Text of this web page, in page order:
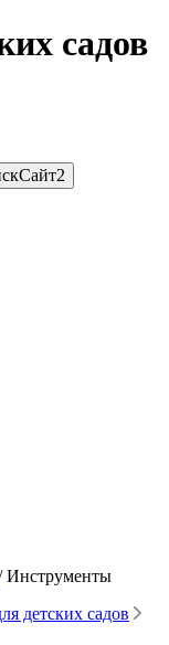
садов
Инструменты
детских садов